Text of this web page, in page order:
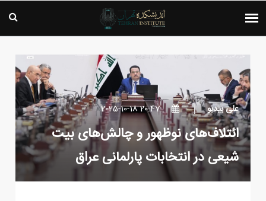
علی بیدبو 20:47 2025-10-18
ائتلاف‌های نوظهور و چالش‌های بیت
شیعی در انتخابات پارلمانی عراق